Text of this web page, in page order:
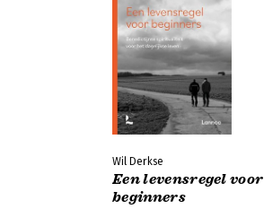
Wil Derkse
Een levensregel voor
beginners